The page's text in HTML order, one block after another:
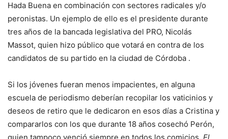
Hada Buena en combinación con sectores radicales y/o
peronistas. Un ejemplo de ello es el presidente durante
tres años de la bancada legislativa del PRO, Nicolás
Massot, quien hizo público que votará en contra de los
candidatos de su partido en la ciudad de Córdoba .
Si los jóvenes fueran menos impacientes, en alguna
escuela de periodismo deberían recopilar los vaticinios y
deseos de retiro que le dedicaron en esos días a Cristina y
compararlos con los que durante 18 años cosechó Perón,